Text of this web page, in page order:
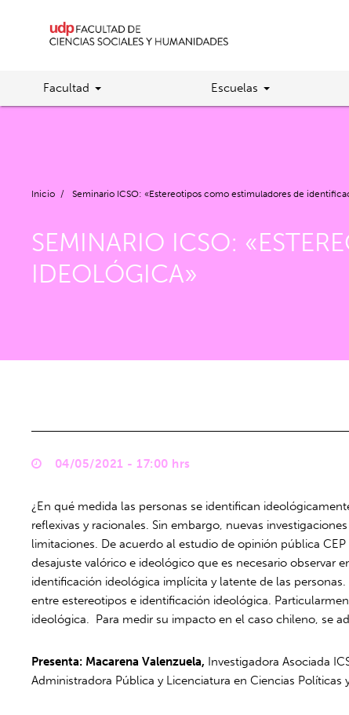
Facultad Escuelas
Inicio / Seminario ICSO: «Estereotipos como estimuladores de
SEMINARIO ICSO:
IDEOLÓGICA»
04/05/2021 - 17:00 hrs
¿En qué medida las personas se identifican
reflexivas y racionales. Sin embargo, nuevas
limitaciones. De acuerdo al estudio de opinión pública
desajuste valórico e ideológico que es necesario observar
identificación ideológica implícita y latente de las
entre estereotipos e identificación ideológica.
ideológica. Para medir su impacto en el caso chileno, se
Presenta: Macarena Valenzuela, Investigadora Asociada
Administradora Pública y Licenciatura en Ciencias